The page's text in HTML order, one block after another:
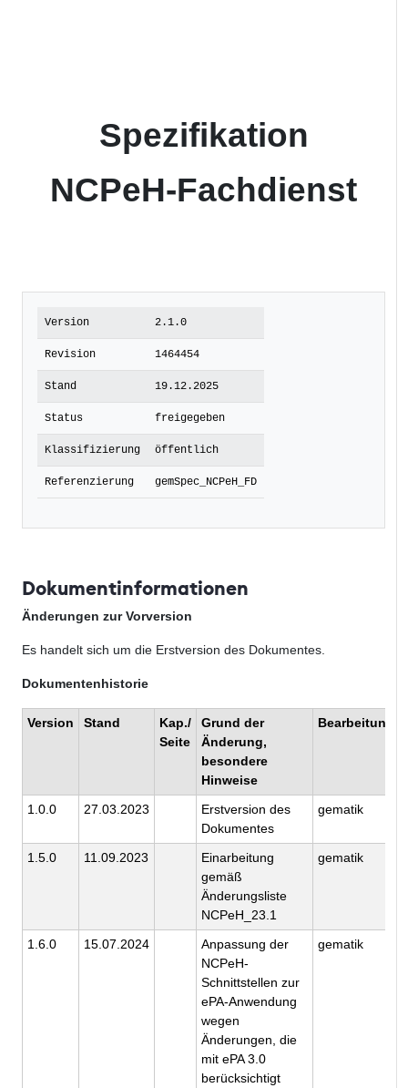
Spezifikation
NCPeH-Fachdienst
Version 2.1.0
Revision 1464454
Stand 19.12.2025
Status freigegeben
Klassifizierung öffentlich
Referenzierung gemSpec_NCPeH_FD
Dokumentinformationen
Änderungen zur Vorversion
Es handelt sich um die Erstversion des Dokumentes.
Dokumentenhistorie
Version Stand
Kap./
Seite
Grund der
Änderung,
besondere
Hinweise
Bearbeitung
1.0.0 27.03.2023
Erstversion des
Dokumentes
gematik
1.5.0 11.09.2023
Einarbeitung
gemäß
Änderungsliste
NCPeH_23.1
gematik
1.6.0 15.07.2024
Anpassung der
NCPeH-
Schnittstellen zur
ePA-Anwendung
wegen
Änderungen, die
mit ePA 3.0
berücksichtigt
gematik